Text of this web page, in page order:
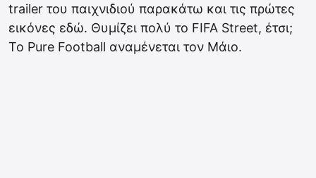
trailer του παιχνιδιού παρακάτω και τις πρώτες
εικόνες εδώ. Θυμίζει πολύ το FIFA Street, έτσι;
Το Pure Football αναμένεται τον Μάιο.